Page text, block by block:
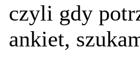
czyli gdy
ankiet,